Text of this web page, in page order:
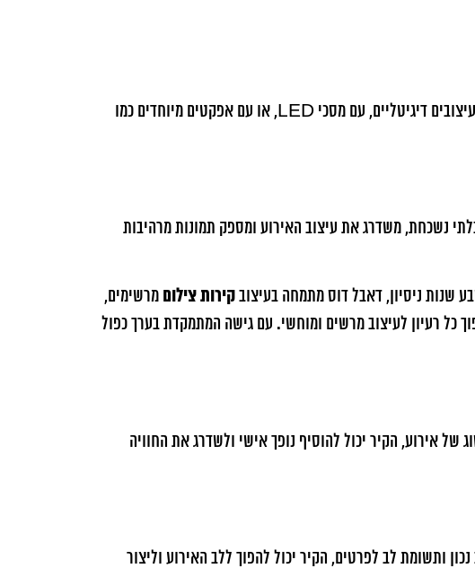
בשנים האחרונות, קיר צילום בת מצווה עבר שדרוג והפך לאלמנט עיצובי מתקדם ביותר. כיום, ניתן לראות קירות בעיצובים דיגיטליים, עם מסכי LED, או עם אפקטים מיוחדים כמו
נשכחת, משדרג את עיצוב האירוע ומספק תמונות מרהיבות
שנות ניסיון, דאבל דוס מתמחה בעיצובקירות צילום מרשימים,
כל רעיון לעיצוב מרשים ומוחשי. עם גישה המתמקדת בערך כפול
של אירוע, הקיר יכול להוסיף נופך אישי ולשדרג את החוויה
ותשומת לב לפרטים, הקיר יכול להפוך ללב האירוע וליצור